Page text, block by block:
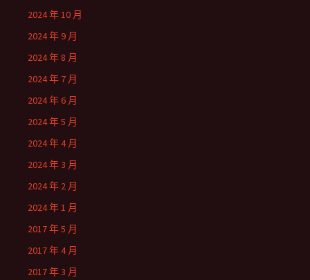
2024 年 10 月
2024 年 9 月
2024 年 8 月
2024 年 7 月
2024 年 6 月
2024 年 5 月
2024 年 4 月
2024 年 3 月
2024 年 2 月
2024 年 1 月
2017 年 5 月
2017 年 4 月
2017 年 3 月